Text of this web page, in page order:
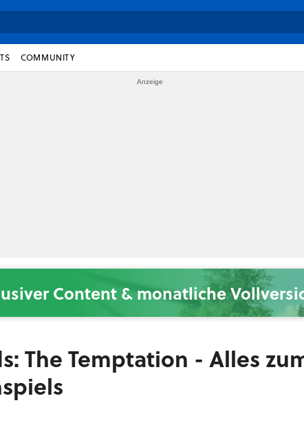
COMMUNITY
Content & monatliche
The Temptation - Alles